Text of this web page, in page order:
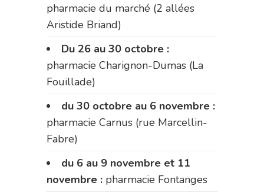
pharmacie du marché (2 allées
Aristide Briand)
Du 26 au 30 octobre :
pharmacie Charignon-Dumas (La
Fouillade)
du 30 octobre au 6 novembre :
pharmacie Carnus (rue Marcellin-
Fabre)
du 6 au 9 novembre et 11
novembre : pharmacie Fontanges